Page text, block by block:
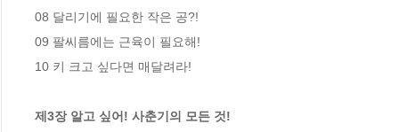
08 달리기에 필요한 작은 공?!
09 팔씨름에는 근육이 필요해!
10 키 크고 싶다면 매달려라!
제3장 알고 싶어! 사춘기의 모든 것!